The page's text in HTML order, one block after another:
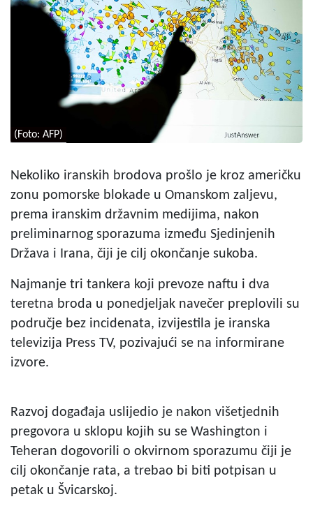
(Foto: AFP)
Nekoliko iranskih brodova prošlo je kroz američku
zonu pomorske blokade u Omanskom zaljevu,
prema iranskim državnim medijima, nakon
preliminarnog sporazuma između Sjedinjenih
Država i Irana, čiji je cilj okončanje sukoba.
Najmanje tri tankera koji prevoze naftu i dva
teretna broda u ponedjeljak navečer preplovili su
područje bez incidenata, izvijestila je iranska
televizija Press TV, pozivajući se na informirane
izvore.
Razvoj događaja uslijedio je nakon višetjednih
pregovora u sklopu kojih su se Washington i
Teheran dogovorili o okvirnom sporazumu čiji je
cilj okončanje rata, a trebao bi biti potpisan u
petak u Švicarskoj.